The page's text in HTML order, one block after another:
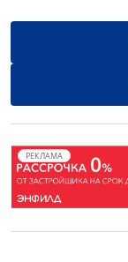
РЕКЛАМА